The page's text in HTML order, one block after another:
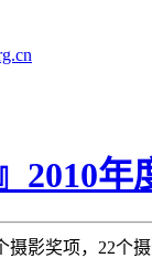
2010
摄影奖项，22个